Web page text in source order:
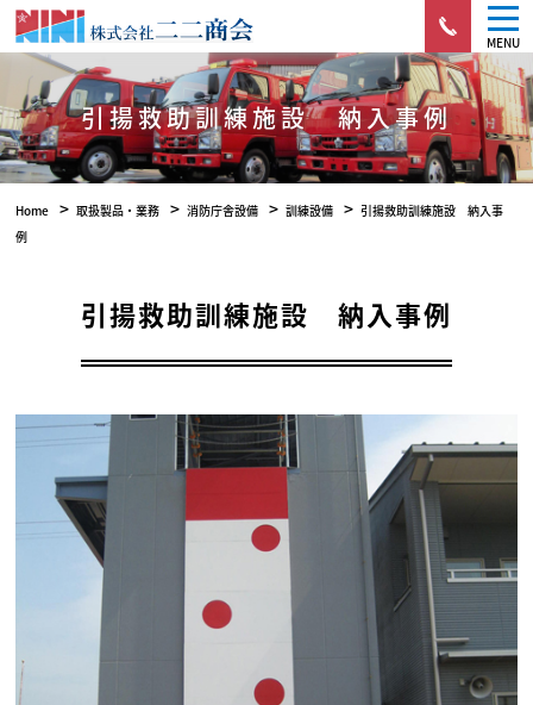
MENU
引揚救助訓練施設 納入事例
Home > 取扱製品・業務 > 消防庁舎設備 > 訓練設備 > 引揚救助訓練施設 納入事
例
引揚救助訓練施設 納入事例